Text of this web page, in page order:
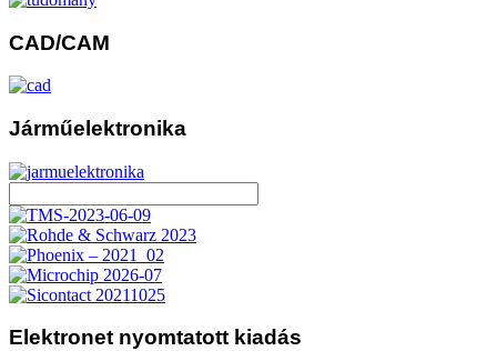
CAD/CAM
Járműelektronika
Elektronet nyomtatott kiadás